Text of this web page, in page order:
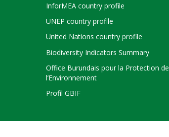
InforMEA country profile
UNEP country profile
United Nations country profile
Biodiversity Indicators Summary
Office Burundais pour la Protection de
l’Environnement
Profil GBIF